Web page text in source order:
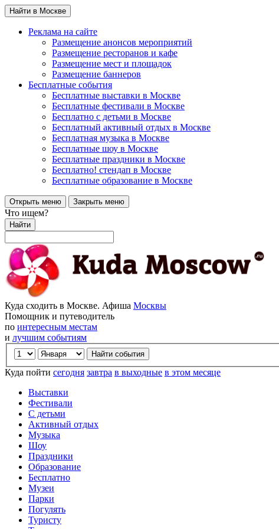
Найти в Москве
Реклама на сайте
Размещение анонсов мероприятий
Размещение ресторанов и кафе
Размещение мест и площадок
Размещение баннеров
Бесплатные события
Бесплатные выставки в Москве
Бесплатные фестивали в Москве
Бесплатно с детьми в Москве
Бесплатный активный отдых в Москве
Бесплатная музыка в Москве
Бесплатные шоу в Москве
Бесплатные праздники в Москве
Бесплатно! стендап в Москве
Бесплатные образование в Москве
Открыть меню Закрыть меню
Что ищем?
Найти
Куда сходить в Москве. Афиша Москвы
Помощник и путеводитель
по интересным местам
и лучшим событиям
Куда пойти сегодня завтра в выходные в этом месяце
Выставки
Фестивали
С детьми
Активный отдых
Музыка
Шоу
Праздники
Образование
Бесплатно
Музеи
Парки
Погулять
Туристу